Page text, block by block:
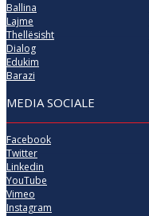
Ballina
Lajme
Thellësisht
Dialog
Edukim
Barazi
MEDIA SOCIALE
Facebook
Twitter
Linkedin
YouTube
Vimeo
Instagram